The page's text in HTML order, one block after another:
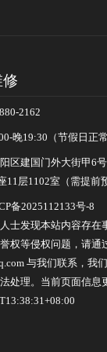
2162
晚19:30（节假日正常
区建国门外大街甲6
11层1102室（需提前
备2025112133号-8
士发现本站内容存在
权等侵权问题，请通
与我们联系，我
处理。当前页面信息